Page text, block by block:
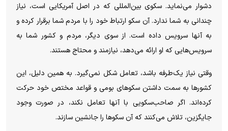
دشوار می‌نماید. سکوی بین‌المللی که در اصل آمریکایی است، نیاز
چندانی به شما ندارد. آن سکو ارتباط خود را با مردم شما برقرار کرده و
به آنها سرویس داده است. از سوی دیگر، مردم و کشور شما به
سرویس‌هایی که او ارائه می‌دهد، نیازمند و محتاج هستند.
وقتی نیاز یک‌طرفه باشد، تعامل شکل نمی‌گیرد. به همین دلیل، این
کشور‌ها به سمت داشتن سکو‌های بومی و قواعد مختص خود حرکت
کرده‌اند. اگر صاحب‌سکویی با آنها تعامل نکند، در صورت وجود
جایگزین، تلاش می‌کنند که آن سکو‌ها را جانشین سازند.